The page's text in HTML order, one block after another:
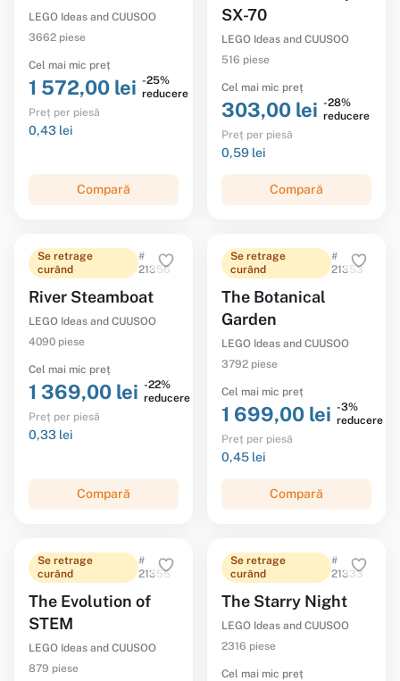
LEGO Ideas and CUUSOO
3662 piese
Cel mai mic preț
1 572,00 lei -25%
reducere
Preț per piesă
0,43 lei
Compară
SX-70
LEGO Ideas and CUUSOO
516 piese
Cel mai mic preț
303,00 lei -28%
reducere
Preț per piesă
0,59 lei
Compară
Se retrage
curând
#
21356
River Steamboat
LEGO Ideas and CUUSOO
4090 piese
Cel mai mic preț
1 369,00 lei -22%
reducere
Preț per piesă
0,33 lei
Compară
Se retrage
curând
#
21353
The Botanical
Garden
LEGO Ideas and CUUSOO
3792 piese
Cel mai mic preț
1 699,00 lei -3%
reducere
Preț per piesă
0,45 lei
Compară
Se retrage
curând
#
21355
The Evolution of
STEM
LEGO Ideas and CUUSOO
879 piese
Se retrage
curând
#
21333
The Starry Night
LEGO Ideas and CUUSOO
2316 piese
Cel mai mic preț